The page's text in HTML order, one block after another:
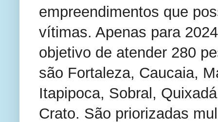
empreendimentos que
vítimas. Apenas para
objetivo de atender 280
são Fortaleza, Caucaia,
Itapipoca, Sobral,
Crato. São priorizadas